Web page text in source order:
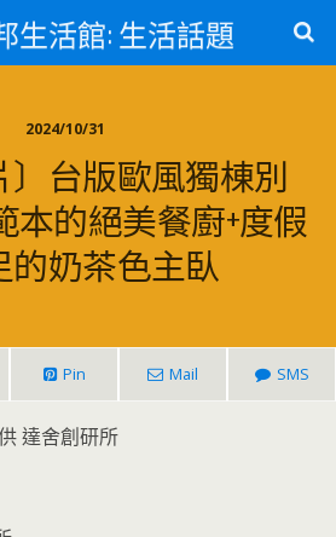
生活館: 生活話題
2024/10/31
〕台版歐風獨棟別
本的絕美餐廚+度假
的奶茶色主臥
Pin Mail SMS
達舍創研所